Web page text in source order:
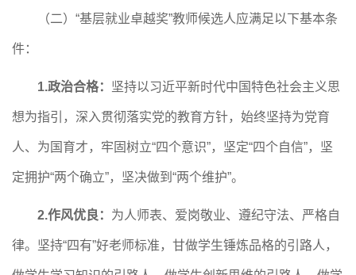
（二） “基层就业卓越奖”教师候选人应满足以下基本条
件：
1.政治合格： 坚持以习近平新时代中国特色社会主义思
想为指引，深入贯彻落实党的教育方针，始终坚持为党育
人、为国育才，牢固树立“四个意识”，坚定“四个自信”，坚
定拥护“两个确立”，坚决做到“两个维护”。
2.作风优良： 为人师表、爱岗敬业、遵纪守法、严格自
律。坚持“四有”好老师标准，甘做学生锤炼品格的引路人，